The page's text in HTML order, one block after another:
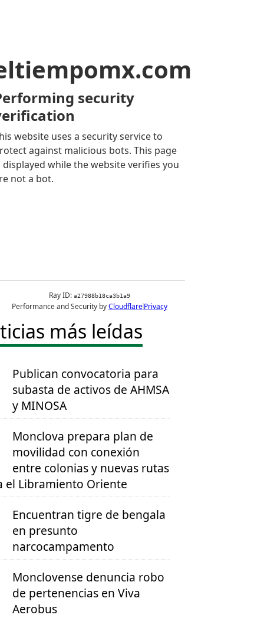
más leídas
Publican convocatoria para
subasta de activos de AHMSA
y MINOSA
Monclova prepara plan de
movilidad con conexión
entre colonias y nuevas rutas
el Libramiento Oriente
Encuentran tigre de bengala
en presunto
narcocampamento
Monclovense denuncia robo
de pertenencias en Viva
Aerobus